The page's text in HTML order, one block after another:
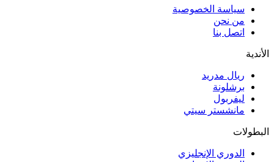
سياسة الخصوصية
من نحن
اتصل بنا
الأندية
ريال مدريد
برشلونة
ليفربول
مانشستر سيتي
البطولات
الدوري الإنجليزي